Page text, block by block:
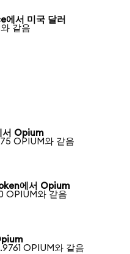
에서 미국 달러
같음
서 Opium
OPIUM와 같음
에서 Opium
OPIUM와 같음
OPIUM와 같음